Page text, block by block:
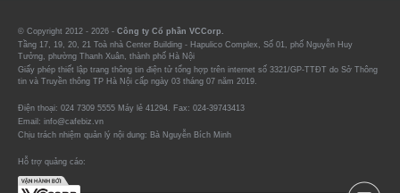
© Copyright 2012 - 2026 - Công ty Cổ phần VCCorp.
Tầng 17, 19, 20, 21 Toà nhà Center Building - Hapulico Complex, Số 01, phố Nguyễn Huy
Tưởng, phường Thanh Xuân, thành phố Hà Nội
Giấy phép thiết lập trang thông tin điện tử tổng hợp trên internet số 3321/GP-TTĐT do Sở Thông
tin và Truyền thông TP Hà Nội cấp ngày 03 tháng 07 năm 2019.
Điện thoại: 024 7309 5555 Máy lẻ 41294. Fax: 024-39743413
Email: info@cafebiz.vn
Chịu trách nhiệm quản lý nội dung: Bà Nguyễn Bích Minh
Hỗ trợ quảng cáo: